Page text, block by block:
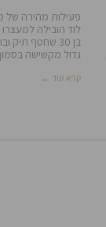
פעילות מהירה של
לוד הובילה
בן 30 שחטף תיק
גדול מקשישה
קרא עוד ←